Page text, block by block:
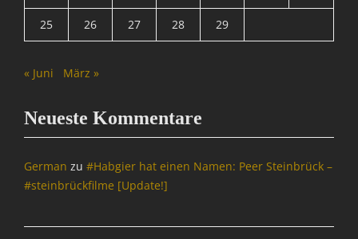
25 26 27 28 29
« Juni März »
Neueste Kommentare
German zu #Habgier hat einen Namen: Peer Steinbrück –
#steinbrückfilme [Update!]